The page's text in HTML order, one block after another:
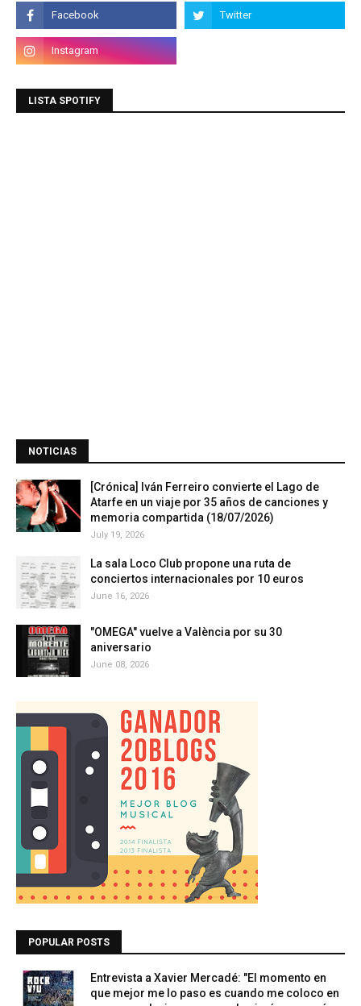
LISTA SPOTIFY
NOTICIAS
[Crónica] Iván Ferreiro convierte el Lago de
Atarfe en un viaje por 35 años de canciones y
memoria compartida (18/07/2026)
July 19, 2026
La sala Loco Club propone una ruta de
conciertos internacionales por 10 euros
June 16, 2026
"OMEGA" vuelve a València por su 30
aniversario
June 08, 2026
POPULAR POSTS
Entrevista a Xavier Mercadé: "El momento en
que mejor me lo paso es cuando me coloco en